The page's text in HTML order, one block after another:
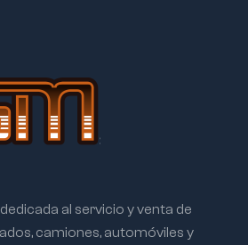
al servicio y venta de
camiones, automóviles y